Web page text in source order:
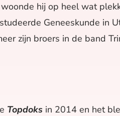
hij op heel wat
Geneeskunde in
zijn broers in de band
Topdoks in 2014 en het